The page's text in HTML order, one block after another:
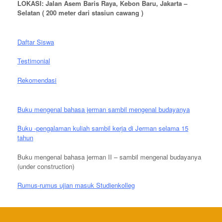
LOKASI: Jalan Asem Baris Raya, Kebon Baru, Jakarta –
Selatan ( 200 meter dari stasiun cawang )
Daftar Siswa
Testimonial
Rekomendasi
Buku mengenal bahasa jerman sambil mengenal budayanya
Buku -pengalaman kuliah sambil kerja di Jerman selama 15
tahun
Buku mengenal bahasa jerman II – sambil mengenal budayanya
(under construction)
Rumus-rumus ujian masuk Studienkolleg